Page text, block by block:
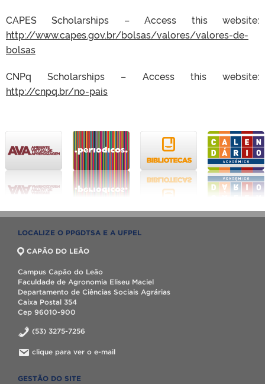
CAPES Scholarships – Access this website:
http://www.capes.gov.br/bolsas/valores/valores-de-
bolsas
CNPq Scholarships – Access this website:
http://cnpq.br/no-pais
LOCALIZE O PPGDTSA E A UFPEL
CAPÃO DO LEÃO
Campus Capão do Leão
Faculdade de Agronomia Eliseu Maciel
Departamento de Ciências Sociais Agrárias
Caixa Postal 354
Cep 96010-900
(53) 3275-7256
clique para ver o e-mail
GESTÃO DO SITE